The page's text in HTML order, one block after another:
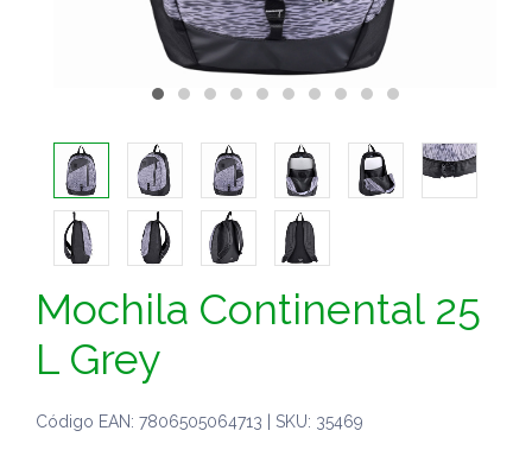
Mochila Continental 25
L Grey
Código EAN: 7806505064713 | SKU: 35469